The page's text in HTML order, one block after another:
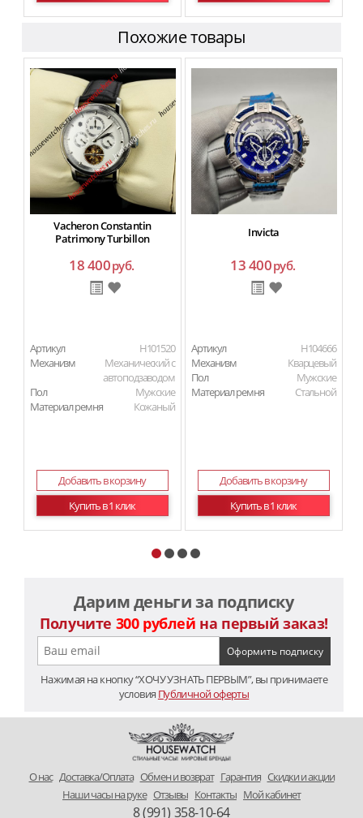
Похожие товары
Vacheron Constantin
Patrimony Turbillon
18 400руб.
Артикул
H101520
Механизм
Механический с
автоподзаводом
Пол
Мужские
Материал ремня
Кожаный
Добавить в корзину
Купить в 1 клик
Invicta
13 400руб.
Артикул
H104666
Механизм
Кварцевый
Пол
Мужские
Материал ремня
Стальной
Добавить в корзину
Купить в 1 клик
Дарим деньги за подписку
Получите 300 рублей на первый заказ!
Нажимая на кнопку “ХОЧУ УЗНАТЬ ПЕРВЫМ”, вы принимаете
условия Публичной оферты
O нас Доставка/Оплата Обмен и возврат Гарантия Скидки и акции
Наши часы на руке Отзывы Контакты Мой кабинет
8 (991) 358-10-64